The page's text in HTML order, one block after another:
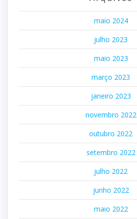
maio 2024
julho 2023
maio 2023
março 2023
janeiro 2023
novembro 2022
outubro 2022
setembro 2022
julho 2022
junho 2022
maio 2022